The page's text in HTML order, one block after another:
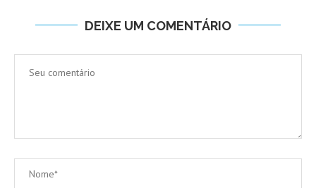
DEIXE UM COMENTÁRIO